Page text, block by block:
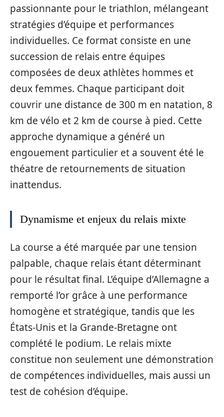
passionnante pour le triathlon, mélangeant
stratégies d’équipe et performances
individuelles. Ce format consiste en une
succession de relais entre équipes
composées de deux athlètes hommes et
deux femmes. Chaque participant doit
couvrir une distance de 300 m en natation, 8
km de vélo et 2 km de course à pied. Cette
approche dynamique a généré un
engouement particulier et a souvent été le
théatre de retournements de situation
inattendus.
Dynamisme et enjeux du relais mixte
La course a été marquée par une tension
palpable, chaque relais étant déterminant
pour le résultat final. L’équipe d’Allemagne a
remporté l’or grâce à une performance
homogène et stratégique, tandis que les
États-Unis et la Grande-Bretagne ont
complété le podium. Le relais mixte
constitue non seulement une démonstration
de compétences individuelles, mais aussi un
test de cohésion d’équipe.